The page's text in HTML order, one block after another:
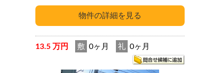
13.5 万円 敷 0ヶ月 礼 0ヶ月